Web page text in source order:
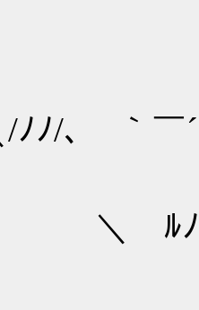
__ﾉﾉ:
/ﾉﾉ/､ ｀￣
ﾙﾉ